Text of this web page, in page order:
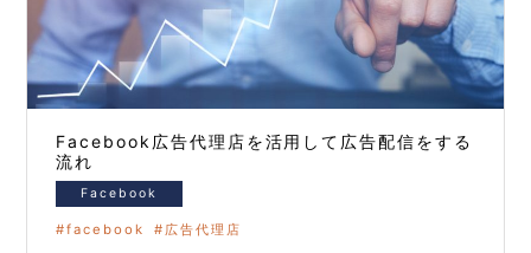
Facebook広告代理店を活用して広告配信をする
流れ
Facebook
facebook 広告代理店